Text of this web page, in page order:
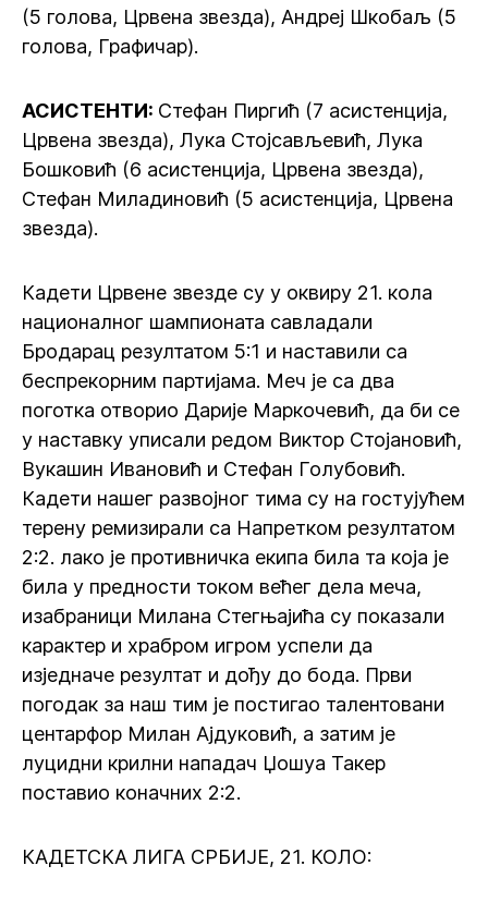
(5 голова, Црвена звезда), Андреј Шкобаљ (5
голова, Графичар).
АСИСТЕНТИ: Стефан Пиргић (7 асистенција,
Црвена звезда), Лука Стојсављевић, Лука
Бошковић (6 асистенција, Црвена звезда),
Стефан Миладиновић (5 асистенција, Црвена
звезда).
Кадети Црвене звезде су у оквиру 21. кола
националног шампионата савладали
Бродарац резултатом 5:1 и наставили са
беспрекорним партијама. Меч је са два
поготка отворио Дарије Маркочевић, да би се
у наставку уписали редом Виктор Стојановић,
Вукашин Ивановић и Стефан Голубовић.
Кадети нашег развојног тима су на гостујућем
терену ремизирали са Напретком резултатом
2:2. лако је противничка екипа била та која је
била у предности током већег дела меча,
изабраници Милана Стегњајића су показали
карактер и храбром игром успели да
изједначе резултат и дођу до бода. Први
погодак за наш тим је постигао талентовани
центарфор Милан Ајдуковић, а затим је
луцидни крилни нападач Џошуа Такер
поставио коначних 2:2.
КАДЕТСКА ЛИГА СРБИЈЕ, 21. КОЛО: